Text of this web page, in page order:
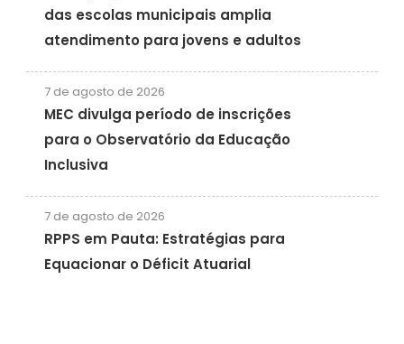
das escolas municipais amplia
atendimento para jovens e adultos
7 de agosto de 2026
MEC divulga período de inscrições
para o Observatório da Educação
Inclusiva
7 de agosto de 2026
RPPS em Pauta: Estratégias para
Equacionar o Déficit Atuarial